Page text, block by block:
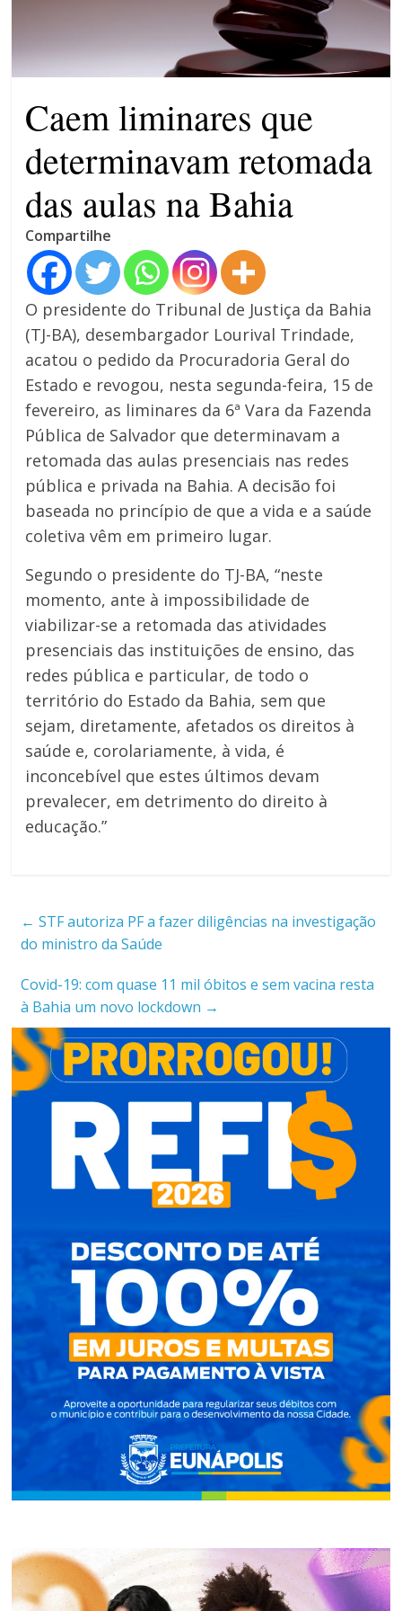
patrimônio 10.400% maior que
em 2022
Máfia das canetas
emagrecedoras na mira da
Caem liminares que
determinavam retomada
das aulas na Bahia
Compartilhe
O presidente do Tribunal de Justiça da Bahia
(TJ-BA), desembargador Lourival Trindade,
acatou o pedido da Procuradoria Geral do
Estado e revogou, nesta segunda-feira, 15 de
fevereiro, as liminares da 6ª Vara da Fazenda
Pública de Salvador que determinavam a
retomada das aulas presenciais nas redes
pública e privada na Bahia. A decisão foi
baseada no princípio de que a vida e a saúde
coletiva vêm em primeiro lugar.
Segundo o presidente do TJ-BA, “neste
momento, ante à impossibilidade de
viabilizar-se a retomada das atividades
presenciais das instituições de ensino, das
redes pública e particular, de todo o
território do Estado da Bahia, sem que
sejam, diretamente, afetados os direitos à
saúde e, corolariamente, à vida, é
inconcebível que estes últimos devam
prevalecer, em detrimento do direito à
educação.”
← STF autoriza PF a fazer diligências na investigação
do ministro da Saúde
Covid-19: com quase 11 mil óbitos e sem vacina resta
à Bahia um novo lockdown →